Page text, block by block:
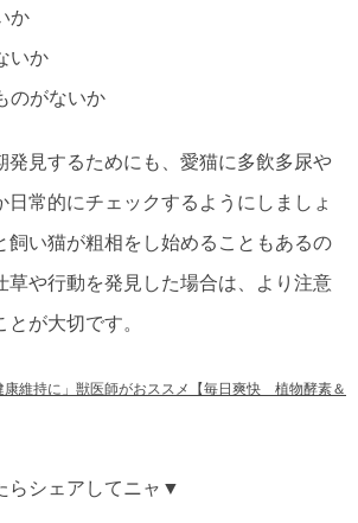
か
いか
のがないか
発見するためにも、愛猫に多飲多尿や
日常的にチェックするようにしましょ
飼い猫が粗相をし始めることもあるの
草や行動を発見した場合は、より注意
が大切です。
康維持に」獣医師がおススメ【毎日爽快 植物酵素＆
らシェアしてニャ▼